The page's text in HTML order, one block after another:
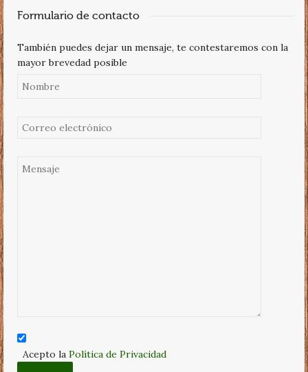
Formulario de contacto
También puedes dejar un mensaje, te contestaremos con la
mayor brevedad posible
Acepto la Política de Privacidad